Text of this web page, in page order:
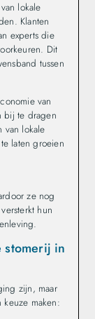
lokale
Klanten
experts die
Dit
tussen
van
bij te dragen
van lokale
laten groeien
ze nog
hun
stomerij in
zijn, maar
maken: